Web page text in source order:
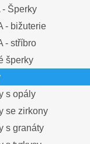
Šperky
- bižuterie
- stříbro
šperky
s opály
se zirkony
s granáty